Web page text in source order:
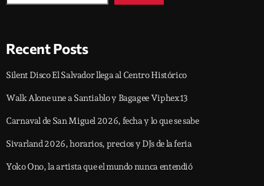
Recent Posts
Silent Disco El Salvador llega al Centro Histórico
Walk Alone une a Santiablo y Bagagee Viphex13
Carnaval de San Miguel 2026, fecha y lo que se sabe
Sivarland 2026, horarios, precios y DJs de la feria
Yoko Ono, la artista que el mundo nunca entendió